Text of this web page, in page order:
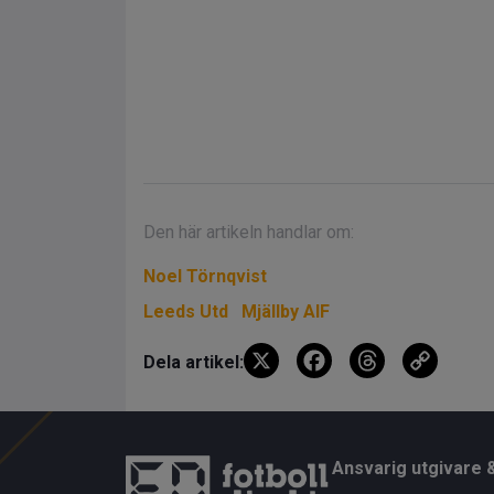
Den här artikeln handlar om:
Noel Törnqvist
Leeds Utd
Mjällby AIF
Dela artikel: X
F
b
T
a
Li
Ansvarig utgivare